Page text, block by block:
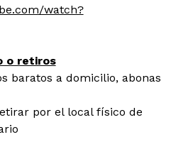
watch?
o retiros
baratos a domicilio, abonas
por el local físico de